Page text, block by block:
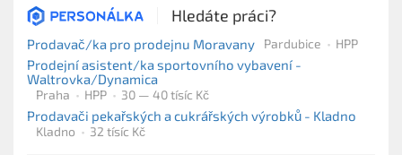
Hledáte práci?
Prodavač/ka pro prodejnu Moravany Pardubice HPP
Prodejní asistent/ka sportovního vybavení -
Waltrovka/Dynamica
Praha HPP 30 — 40 tísíc Kč
Prodavači pekařských a cukrářských výrobků - Kladno
Kladno 32 tísíc Kč